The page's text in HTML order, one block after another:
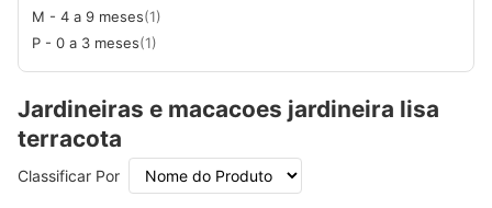
M - 4 a 9 meses(1)
P - 0 a 3 meses(1)
Jardineiras e macacoes jardineira lisa
terracota
Classificar Por